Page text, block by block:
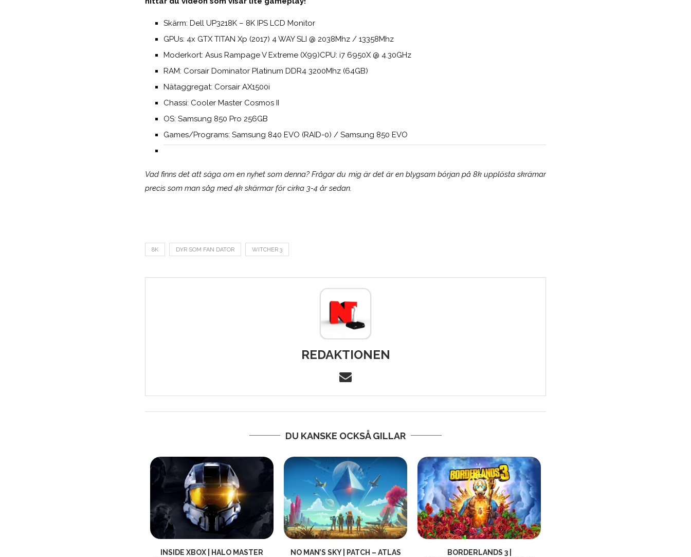
Skärm: Dell UP3218K – 8K IPS LCD Monitor
GPUs: 4x GTX TITAN Xp (2017) 4 WAY SLI @ 2038Mhz / 13358Mhz
Moderkort: Asus Rampage V Extreme (X99)CPU: i7 6950X @ 4.30GHz
RAM: Corsair Dominator Platinum DDR4 3200Mhz (64GB)
Nätaggregat: Corsair AX1500i
Chassi: Cooler Master Cosmos II
OS: Samsung 850 Pro 256GB
Games/Programs: Samsung 840 EVO (RAID-0) / Samsung 850 EVO
Vad finns det att säga om en nyhet som denna? Frågar du mig är det är en blygsam början på 8k upplösta skrämar
precis som man såg med 4k skärmar för cirka 3-4 år sedan.
8K DYR SOM FAN DATOR WITCHER 3
REDAKTIONEN
DU KANSKE OCKSÅ GILLAR
INSIDE XBOX | HALO MASTER
NO MAN’S SKY | PATCH – ATLAS
BORDERLANDS 3 |